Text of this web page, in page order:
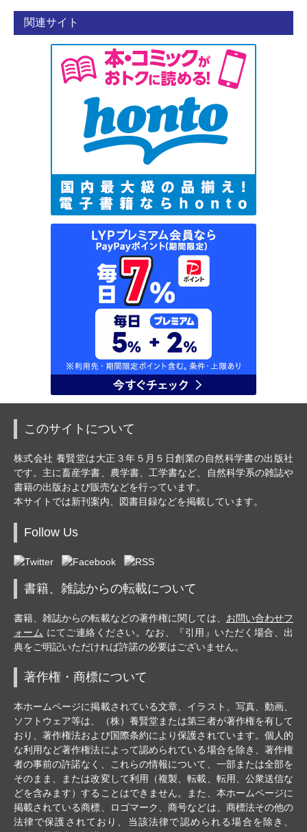
関連サイト
このサイトについて
株式会社 養賢堂は大正３年５月５日創業の自然科学書の出版社
です。主に畜産学書、農学書、工学書など、自然科学系の雑誌や
書籍の出版および販売などを行っています。
本サイトでは新刊案内、図書目録などを掲載しています。
Follow Us
書籍、雑誌からの転載について
書籍、雑誌からの転載などの著作権に関しては、 お問い合わせフ
ォーム にてご連絡ください。なお、『引用』いただく場合、出
典をご明記いただければ許諾の必要はございません。
著作権・商標について
本ホームページに掲載されている文章、イラスト、写真、動画、
ソフトウェア等は、（株）養賢堂または第三者が著作権を有して
おり、著作権法および国際条約により保護されています。個人的
な利用など著作権法によって認められている場合を除き、著作権
者の事前の許諾なく、これらの情報について、一部または全部を
そのまま、または改変して利用（複製、転載、転用、公衆送信な
どを含みます）することはできません。また、本ホームページに
掲載されている商標、ロゴマーク、商号などは、商標法その他の
法律で保護されており、当該法律で認められる場合を除き、